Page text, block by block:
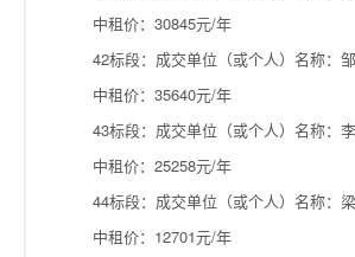
中租价：30845元/年
42标段：成交单位（或个人）名称：
中租价：35640元/年
43标段：成交单位（或个人）名称：
中租价：25258元/年
44标段：成交单位（或个人）名称：
中租价：12701元/年